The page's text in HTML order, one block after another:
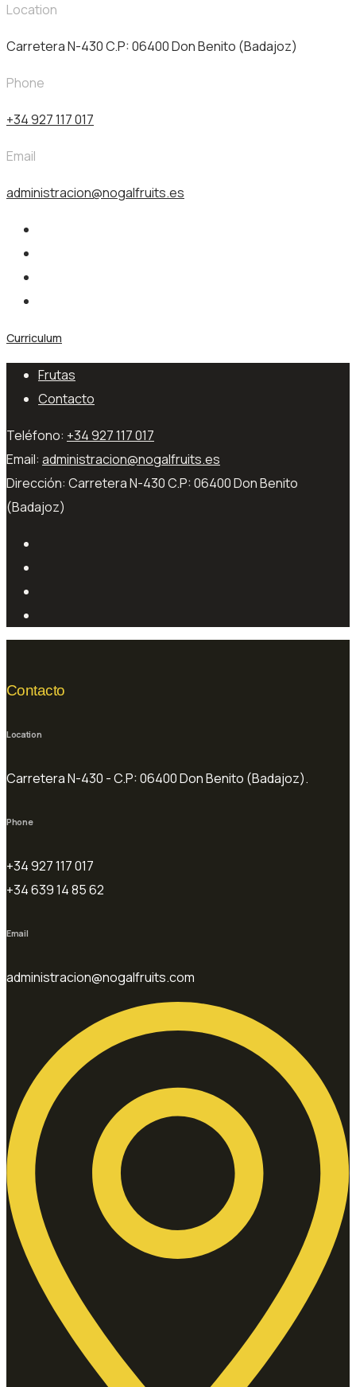
Location
Carretera N-430 C.P: 06400 Don Benito (Badajoz)
Phone
+34 927 117 017
Email
administracion@nogalfruits.es
Curriculum
Frutas
Contacto
Teléfono: +34 927 117 017
Email: administracion@nogalfruits.es
Dirección: Carretera N-430 C.P: 06400 Don Benito
(Badajoz)
Contacto
Location
Carretera N-430 - C.P: 06400 Don Benito (Badajoz).
Phone
+34 927 117 017
+34 639 14 85 62
Email
administracion@nogalfruits.com